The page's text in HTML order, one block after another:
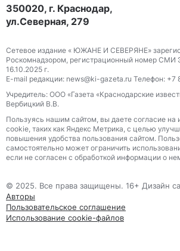
350020, г. Краснодар,
ул.Северная, 279
Сетевое издание « ЮЖАНЕ И СЕВЕРЯНЕ»
Роскомнадзором, регистрационный номер
16.10.2025 г.
E-mail редакции: news@ki-gazeta.ru Телефон: +7
Учредитель: ООО «Газета «Краснодарские
Вербицкий В.В.
Пользуясь нашим сайтом, вы даете согласие на
сооkіе, таких как Яндекс Метрика, с целью
повышения удобства пользования сайтом.
самостоятельно может ограничить
если не согласен с обработкой информации о
© 2025. Все права защищены. 16+ Дизайн
Авторы
Пользовательское соглашение
Использование cookie-файлов